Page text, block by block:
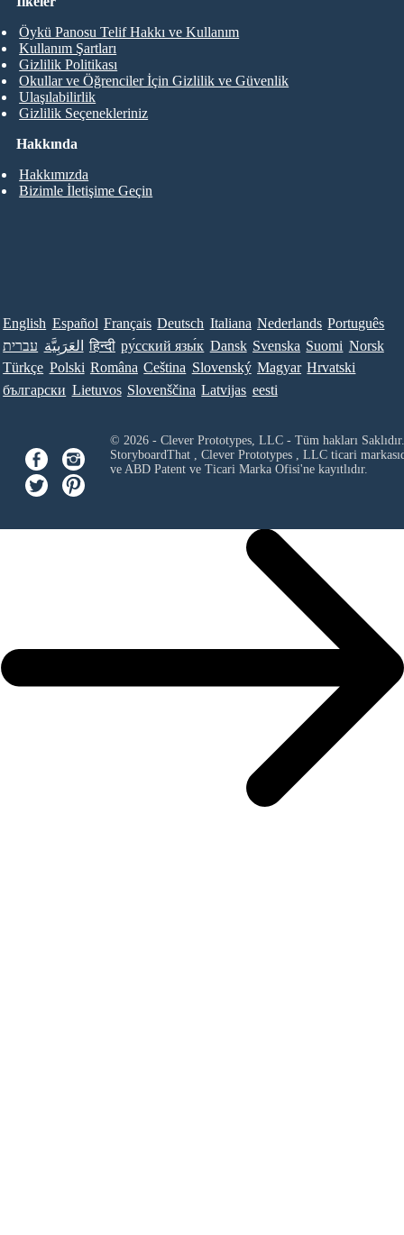
Hakkında
Hakkımızda
Bizimle İletişime Geçin
Öykü Panosu Telif Hakkı ve Kullanım
Kullanım Şartları
Gizlilik Politikası
Okullar ve Öğrenciler İçin Gizlilik ve Güvenlik
Ulaşılabilirlik
Gizlilik Seçenekleriniz
English Español Français Deutsch Italiana Nederlands Português
עברית العَرَبِيَّة हिन्दी ру́сский язы́к Dansk Svenska Suomi Norsk
Türkçe Polski Româna Ceština Slovenský Magyar Hrvatski
български Lietuvos Slovenščina Latvijas eesti
© 2026 - Clever Prototypes, LLC - Tüm hakları Saklıdır.
StoryboardThat , Clever Prototypes , LLCticari
ve ABD Patent ve Ticari Marka Ofisi'ne kayıtlıdır.